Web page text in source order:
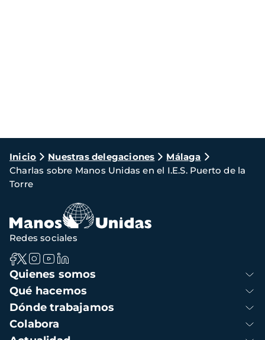
Ruta
de
navegación
Inicio Nuestras delegaciones
Málaga
Charlas sobre Manos Unidas en el I.E.S. Puerto de la
Torre
Navegación
principal
Quienes somos
Qué hacemos
Dónde trabajamos
Colabora
Redes sociales